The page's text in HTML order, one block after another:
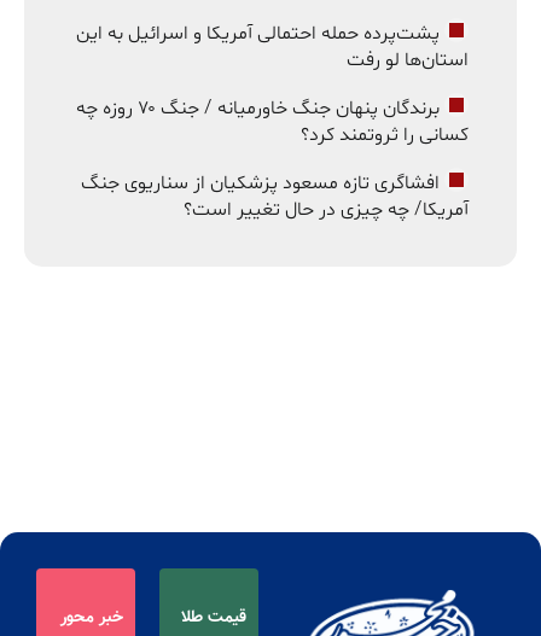
پشت‌پرده حمله احتمالی آمریکا و اسرائیل به این
استان‌ها لو رفت
برندگان پنهان جنگ خاورمیانه / جنگ ۷۰ روزه چه
کسانی را ثروتمند کرد؟
افشاگری تازه مسعود پزشکیان از سناریوی جنگ
آمریکا/ چه چیزی در حال تغییر است؟
قیمت طلا خبر محور